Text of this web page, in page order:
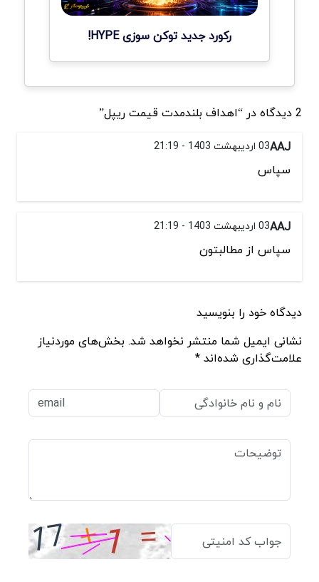
رکورد جدید توکن سوزی HYPE!
2 دیدگاه در “اهداف بلندمدت قیمت ریپل”
AAJ03 اردیبهشت 1403 - 21:19
سپاس
AAJ03 اردیبهشت 1403 - 21:19
سپاس از مطالبتون
دیدگاه خود را بنویسید
نشانی ایمیل شما منتشر نخواهد شد. بخش‌های موردنیاز
علامت‌گذاری شده‌اند *